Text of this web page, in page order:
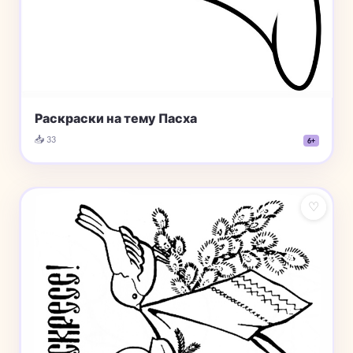
Раскраски на тему Пасха
📥 33 6+
♡